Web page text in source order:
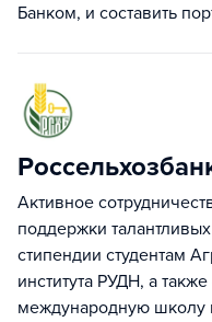
Банком, и составить
Активное
поддержки
стипендии студентам
института РУДН, а
международную школу